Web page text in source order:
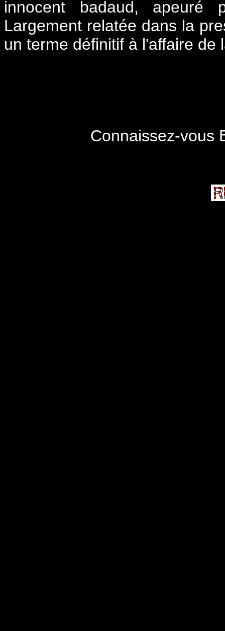
innocent badaud,
Largement relatée dans la
un terme définitif à l'affaire de
Connaissez-vous